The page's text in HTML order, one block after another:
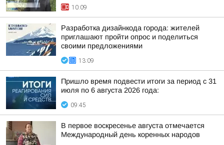
10:09
Разработка дизайнкода города: жителей
приглашают пройти опрос и поделиться
своими предложениями
13:09
Пришло время подвести итоги за период с 31
июля по 6 августа 2026 года:
09:45
В первое воскресенье августа отмечается
Международный день коренных народов